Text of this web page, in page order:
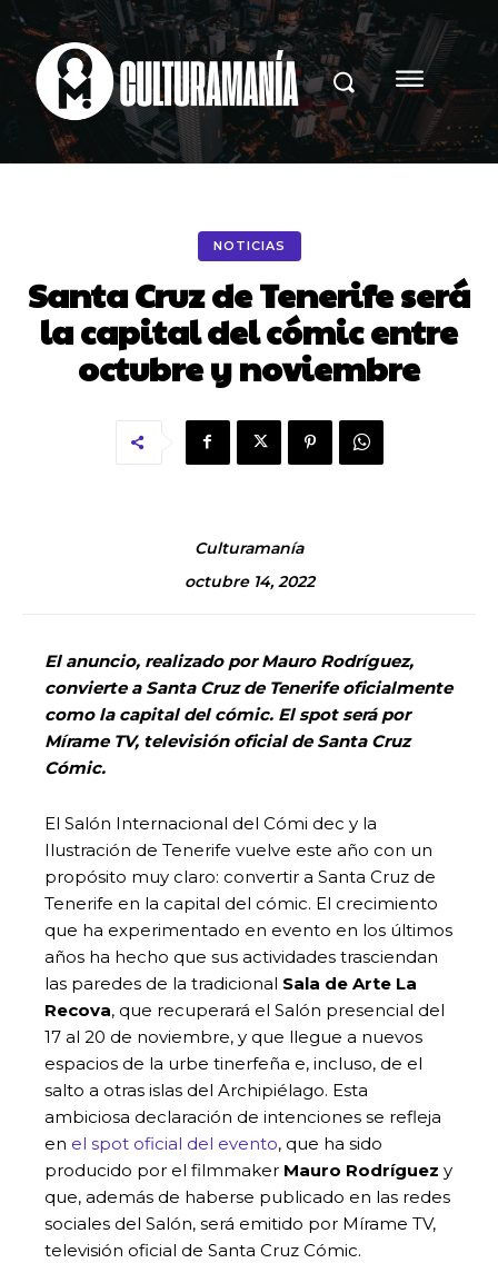
NOTICIAS
Santa Cruz de Tenerife será
la capital del cómic entre
octubre y noviembre
Culturamanía
octubre 14, 2022
El anuncio, realizado por Mauro Rodríguez,
convierte a Santa Cruz de Tenerife oficialmente
como la capital del cómic. El spot será por
Mírame TV, televisión oficial de Santa Cruz
Cómic.
El Salón Internacional del Cómi dec y la
Ilustración de Tenerife vuelve este año con un
propósito muy claro: convertir a Santa Cruz de
Tenerife en la capital del cómic. El crecimiento
que ha experimentado en evento en los últimos
años ha hecho que sus actividades trasciendan
las paredes de la tradicional Sala de Arte La
Recova, que recuperará el Salón presencial del
17 al 20 de noviembre, y que llegue a nuevos
espacios de la urbe tinerfeña e, incluso, de el
salto a otras islas del Archipiélago. Esta
ambiciosa declaración de intenciones se refleja
en el spot oficial del evento, que ha sido
producido por el filmmaker Mauro Rodríguez y
que, además de haberse publicado en las redes
sociales del Salón, será emitido por Mírame TV,
televisión oficial de Santa Cruz Cómic.